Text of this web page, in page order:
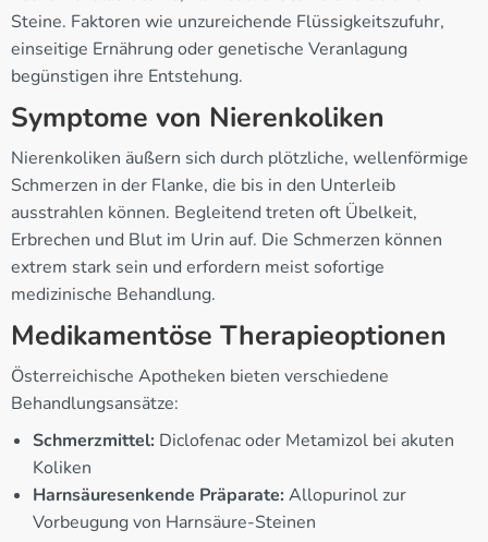
Steine. Faktoren wie unzureichende Flüssigkeitszufuhr,
einseitige Ernährung oder genetische Veranlagung
begünstigen ihre Entstehung.
Symptome von Nierenkoliken
Nierenkoliken äußern sich durch plötzliche, wellenförmige
Schmerzen in der Flanke, die bis in den Unterleib
ausstrahlen können. Begleitend treten oft Übelkeit,
Erbrechen und Blut im Urin auf. Die Schmerzen können
extrem stark sein und erfordern meist sofortige
medizinische Behandlung.
Medikamentöse Therapieoptionen
Österreichische Apotheken bieten verschiedene
Behandlungsansätze:
Schmerzmittel: Diclofenac oder Metamizol bei akuten
Koliken
Harnsäuresenkende Präparate: Allopurinol zur
Vorbeugung von Harnsäure-Steinen